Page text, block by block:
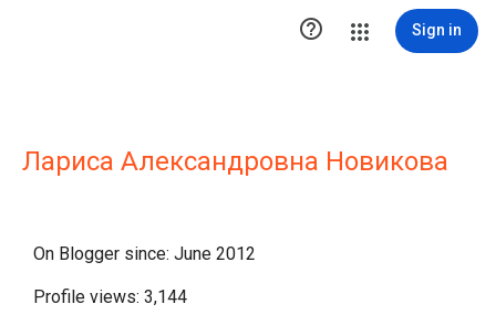
 Sign in
Лариса Александровна Новикова
On Blogger since: June 2012
Profile views: 3,144